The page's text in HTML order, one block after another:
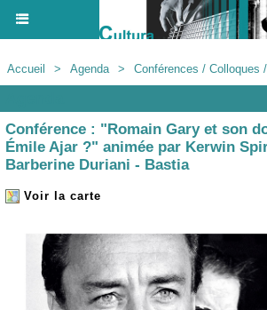
Accueil > Agenda > Conférences / Colloques
Conférence : "Romain Gary et son
Émile Ajar ?" animée par Kerwin
Barberine Duriani - Bastia
Voir la carte